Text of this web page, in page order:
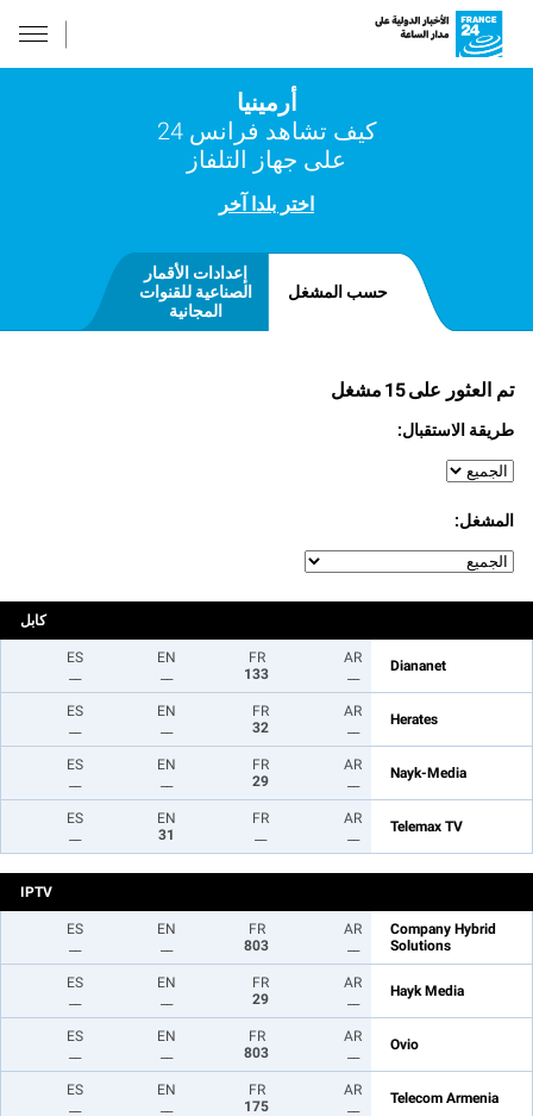
أرمينيا
كيف تشاهد فرانس 24
على جهاز التلفاز
اختر بلدا آخر
حسب المشغل
إعدادات الأقمار
الصناعية للقنوات
المجانية
مشغل 15تم العثور على
طريقة الاستقبال:
المشغل:
كابل
Diananet
AR
FR
133
EN
ES
Herates
AR
FR
32
EN
ES
Nayk-Media
AR
FR
29
EN
ES
Telemax TV
AR
FR
EN
31
ES
IPTV
Company Hybrid
Solutions
AR
FR
803
EN
ES
Hayk Media
AR
FR
29
EN
ES
Ovio
AR
FR
803
EN
ES
Telecom Armenia
AR
FR
175
EN
ES